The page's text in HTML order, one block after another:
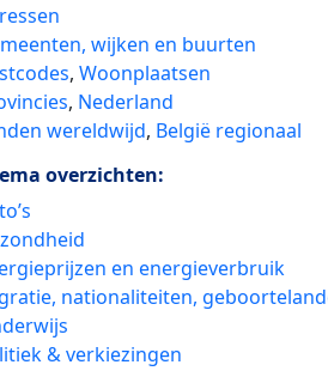
wijken en buurten
,Woonplaatsen
, Nederland
wereldwijd, België regionaal
overzichten:
en energieverbruik
nationaliteiten,
& verkiezingen